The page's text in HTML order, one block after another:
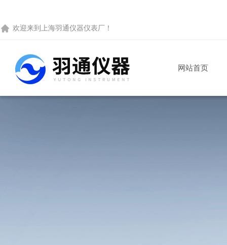
欢迎来到 上海羽通仪器仪表厂 ！
网站首页